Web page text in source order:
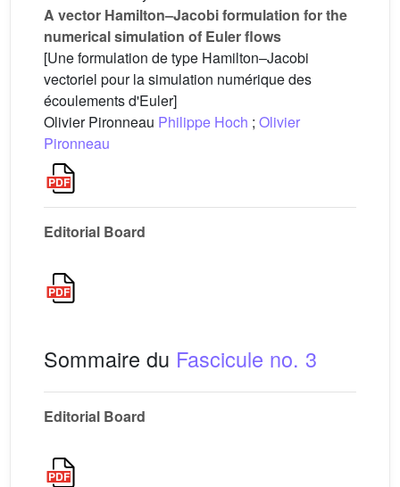
A vector Hamilton–Jacobi formulation for the
numerical simulation of Euler flows
[Une formulation de type Hamilton–Jacobi
vectoriel pour la simulation numérique des
écoulements d'Euler]
Olivier Pironneau Philippe Hoch ; Olivier
Pironneau
Editorial Board
Sommaire du Fascicule no. 3
Editorial Board